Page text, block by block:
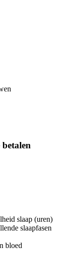
betalen
slaap (uren)
slaapfasen
bloed